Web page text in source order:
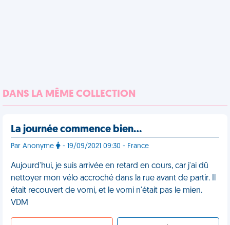
DANS LA MÊME COLLECTION
La journée commence bien…
Par Anonyme - 19/09/2021 09:30 - France
Aujourd'hui, je suis arrivée en retard en cours, car j'ai dû
nettoyer mon vélo accroché dans la rue avant de partir. Il
était recouvert de vomi, et le vomi n'était pas le mien.
VDM